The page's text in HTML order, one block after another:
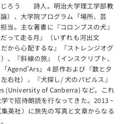
じろう 詩人。明治大学理工学部教
）、大学院プログラム「場所、芸
当。主な著書に『コロンブスの犬』
だって走る月』（いずれも河出文
から心配するな』『ストレンジオグ
、『斜線の旅』（インスクリプト、
Agend’Ars」４部作および『数と夕
右社）、『犬探し/ 犬のパピルス』
(University of Canberra) など。これ
で招待朗読を行なってきた。2013 ~
英社）に旅先の写真と文章からなる